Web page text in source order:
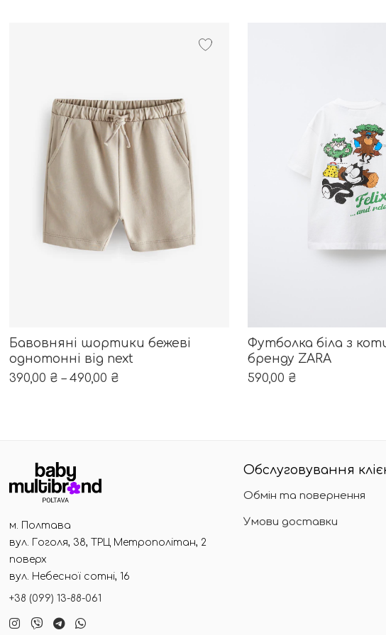
Цей товар має кілька варіантів. Параметри можна вибрати на
Бавовняні шортики бежеві
однотонні від next
390,00 ₴ –490,00 ₴
Цей товар має кілька
Футболка біла з
бренду ZARA
590,00 ₴
м. Полтава
вул. Гоголя, 38, ТРЦ Метрополітан, 2
поверх
вул. Небесної сотні, 16
+38 (099) 13-88-061
Обслуговування
Обмін та повернення
Умови доставки